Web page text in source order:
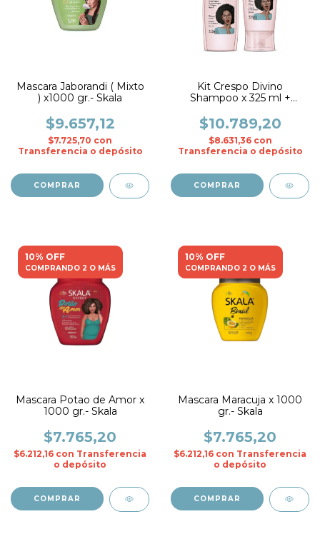
Mascara Jaborandi ( Mixto
) x1000 gr.- Skala
$9.657,12
$7.725,70 con
Transferencia o depósito
Kit Crespo Divino
Shampoo x 325 ml +
$10.789,20
$8.631,36 con
Transferencia o depósito
10% OFF
COMPRANDO 2 O MÁS
Mascara Potao de Amor x
1000 gr.- Skala
$7.765,20
$6.212,16 con Transferencia
o depósito
10% OFF
COMPRANDO 2 O MÁS
Mascara Maracuja x 1000
gr.- Skala
$7.765,20
$6.212,16 con Transferencia
o depósito